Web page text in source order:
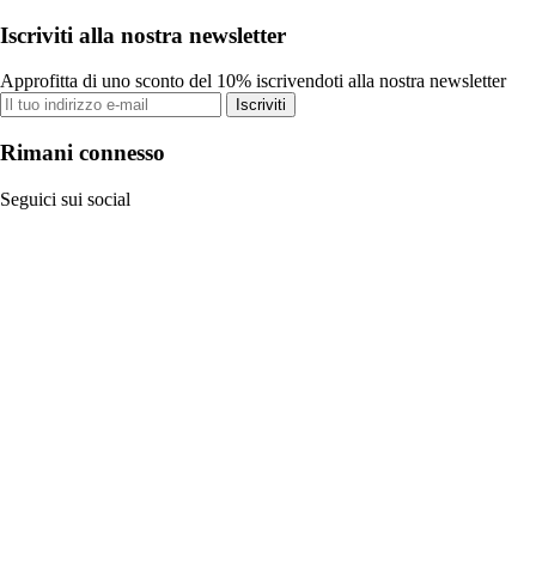
Iscriviti alla nostra newsletter
Approfitta di uno sconto del 10% iscrivendoti alla nostra newsletter
Iscriviti
Rimani connesso
Seguici sui social